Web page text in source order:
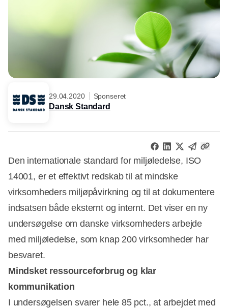
29.04.2020 Sponseret
Dansk Standard
Den internationale standard for miljøledelse, ISO
14001, er et effektivt redskab til at mindske
virksomheders miljøpåvirkning og til at dokumentere
indsatsen både eksternt og internt. Det viser en ny
undersøgelse om danske virksomheders arbejde
med miljøledelse, som knap 200 virksomheder har
besvaret.
Mindsket ressourceforbrug og klar
kommunikation
I undersøgelsen svarer hele 85 pct., at arbejdet med